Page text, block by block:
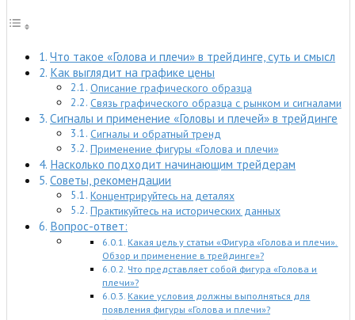
Что такое «Голова и плечи» в трейдинге, суть и смысл
Как выглядит на графике цены
Описание графического образца
Связь графического образца с рынком и сигналами
Сигналы и применение «Головы и плечей» в трейдинге
Сигналы и обратный тренд
Применение фигуры «Голова и плечи»
Насколько подходит начинающим трейдерам
Советы, рекомендации
Концентрируйтесь на деталях
Практикуйтесь на исторических данных
Вопрос-ответ:
Какая цель у статьи «Фигура «Голова и плечи».
Обзор и применение в трейдинге»?
Что представляет собой фигура «Голова и
плечи»?
Какие условия должны выполняться для
появления фигуры «Голова и плечи»?